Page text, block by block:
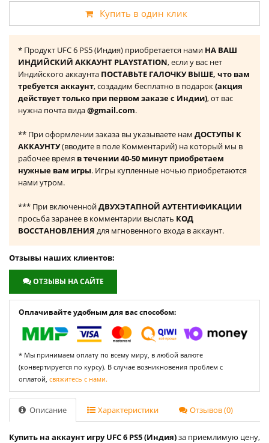
Купить в один клик
* Продукт UFC 6 PS5 (Индия) приобретается нами НА ВАШ
ИНДИЙСКИЙ АККАУНТ PLAYSTATION, если у вас нет
Индийского аккаунта ПОСТАВЬТЕ ГАЛОЧКУ ВЫШЕ, что вам
требуется аккаунт, создадим бесплатно в подарок(акция
действует только при первом заказе с Индии), от вас
нужна почта вида@gmail.com.
** При оформлении заказа вы указываете нам ДОСТУПЫ К
АККАУНТУ(вводите в поле Комментарий) на который мы в
рабочее время в течении 40-50 минут приобретаем
нужные вам игры. Игры купленные ночью приобретаются
нами утром.
*** При включеннойДВУХЭТАПНОЙ АУТЕНТИФИКАЦИИ
просьба заранее в комментарии выслать КОД
ВОССТАНОВЛЕНИЯ для мгновенного входа в аккаунт.
Отзывы наших клиентов:
ОТЗЫВЫ НА САЙТЕ
Оплачивайте удобным для вас способом:
* Мы принимаем оплату по всему миру, в любой валюте
(конвертируется по курсу). В случае возникновения проблем с
оплатой, свяжитесь с нами.
Описание Характеристики Отзывов (0)
Купить на аккаунт игру UFC 6 PS5 (Индия)за приемлимую цену,